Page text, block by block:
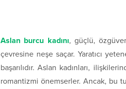
Aslan burcu kadını, güçlü,
çevresine neşe saçar. Yaratıcı
başarılıdır. Aslan kadınları,
romantizmi önemserler. Ancak, bu